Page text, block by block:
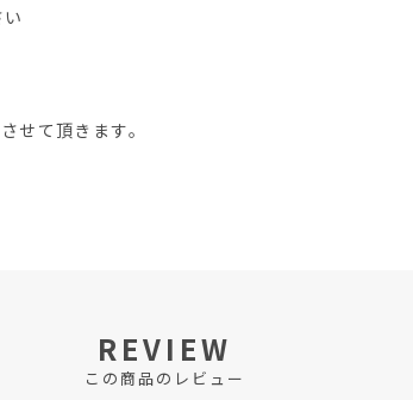
せて頂きます。
REVIEW
この商品のレビュー